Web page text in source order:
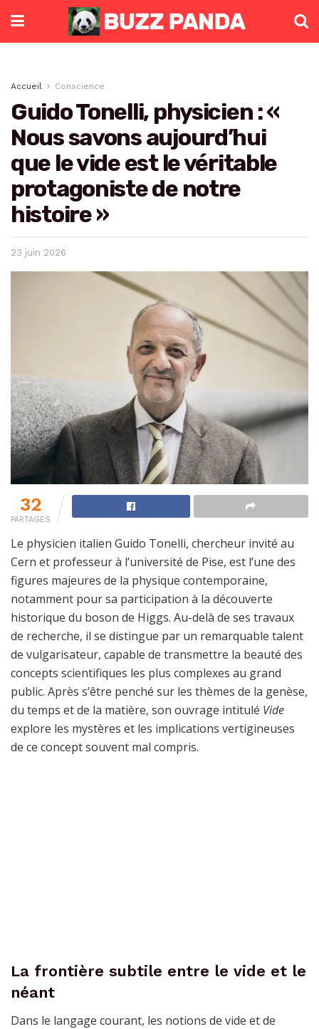
Accueil Conscience
Guido Tonelli, physicien : «
Nous savons aujourd’hui
que le vide est le véritable
protagoniste de notre
histoire »
23 juin 2026
32
PARTAGES
Le physicien italien Guido Tonelli, chercheur invité au
Cern et professeur à l’université de Pise, est l’une des
figures majeures de la physique contemporaine,
notamment pour sa participation à la découverte
historique du boson de Higgs. Au-delà de ses travaux
de recherche, il se distingue par un remarquable talent
de vulgarisateur, capable de transmettre la beauté des
concepts scientifiques les plus complexes au grand
public. Après s’être penché sur les thèmes de la genèse,
du temps et de la matière, son ouvrage intitulé Vide
explore les mystères et les implications vertigineuses
de ce concept souvent mal compris.
La frontière subtile entre le vide et le
néant
Dans le langage courant, les notions de vide et de